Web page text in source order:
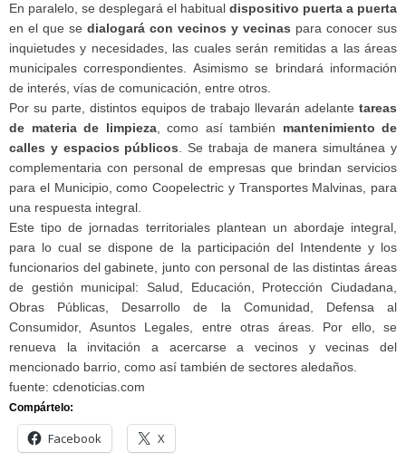
En paralelo, se desplegará el habitual dispositivo puerta a puerta
en el que se dialogará con vecinos y vecinas para conocer sus
inquietudes y necesidades, las cuales serán remitidas a las áreas
municipales correspondientes. Asimismo se brindará información
de interés, vías de comunicación, entre otros.
Por su parte, distintos equipos de trabajo llevarán adelante tareas
de materia de limpieza, como así también mantenimiento de
calles y espacios públicos . Se trabaja de manera simultánea y
complementaria con personal de empresas que brindan servicios
para el Municipio, como Coopelectric y Transportes Malvinas, para
una respuesta integral.
Este tipo de jornadas territoriales plantean un abordaje integral,
para lo cual se dispone de la participación del Intendente y los
funcionarios del gabinete, junto con personal de las distintas áreas
de gestión municipal: Salud, Educación, Protección Ciudadana,
Obras Públicas, Desarrollo de la Comunidad, Defensa al
Consumidor, Asuntos Legales, entre otras áreas. Por ello, se
renueva la invitación a acercarse a vecinos y vecinas del
mencionado barrio, como así también de sectores aledaños.
fuente: cdenoticias.com
Compártelo:
Facebook X